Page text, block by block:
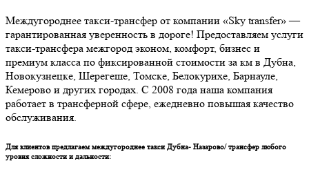
Междугороднее такси-трансфер от компании «Sky transfer» —
гарантированная уверенность в дороге! Предоставляем услуги
такси-трансфера межгород эконом, комфорт, бизнес и
премиум класса по фиксированной стоимости за км в Дубна,
Новокузнецке, Шерегеше, Томске, Белокурихе, Барнауле,
Кемерово и других городах. С 2008 года наша компания
работает в трансферной сфере, ежедневно повышая качество
обслуживания.
Для клиентов предлагаем междугороднее такси Дубна- Назарово/ трансфер любого
уровня сложности и дальности: